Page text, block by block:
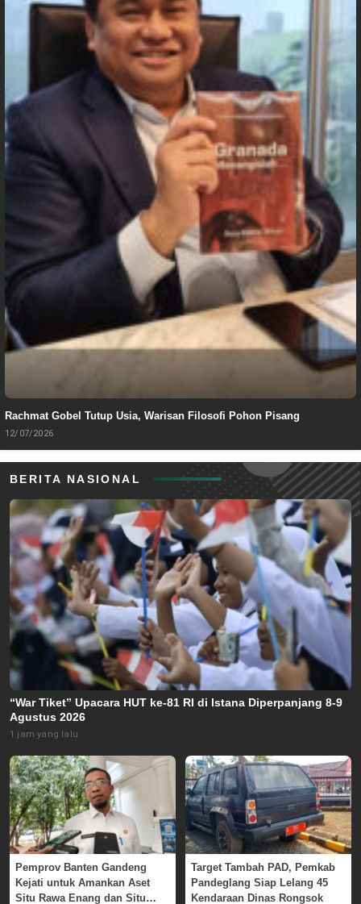
Rachmat Gobel Tutup Usia, Warisan Filosofi Pohon Pisang
12/07/2026
BERITA NASIONAL
“War Tiket” Upacara HUT ke-81 RI di Istana Diperpanjang 8-9
Agustus 2026
1 jam yang lalu
Pemprov Banten Gandeng
Kejati untuk Amankan Aset
Situ Rawa Enang dan Situ
Target Tambah PAD, Pemkab
Pandeglang Siap Lelang 45
Kendaraan Dinas Rongsok